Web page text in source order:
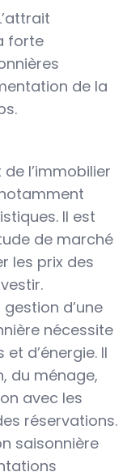
forte
de la
de l’immobilier
Il est
de marché
les prix des
gestion d’une
nécessite
d’énergie. Il
du ménage,
avec les
réservations.
saisonnière